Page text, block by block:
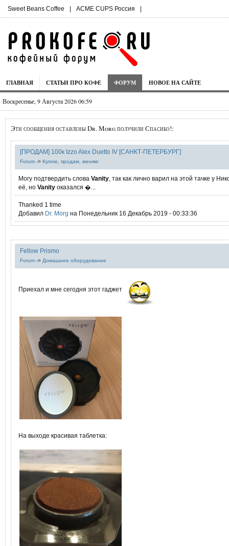
Sweet Beans Coffee | ACME CUPS Россия |
ГЛАВНАЯ СТАТЬИ ПРО КОФЕ ФОРУМ НОВОЕ НА САЙТЕ
Воскресенье, 9 Августа 2026 06:59
Эти сообщения оставлены Dr. Morg получили Спасибо!:
[ПРОДАМ] 100к Izzo Alex Duetto IV [САНКТ-ПЕТЕРБУРГ]
Forum -> Куплю, продам, меняю
Могу подтвердить слова Vanity , так как лично варил на этой тачке у
её, но Vanity оказался �...
Thanked 1 time
Добавил Dr. Morg на Понедельник 16 Декабрь 2019 - 00:33:36
Fellow Prismo
Forum -> Домашнее оборудование
Приехал и мне сегодня этот гаджет
На выходе красивая таблетка: